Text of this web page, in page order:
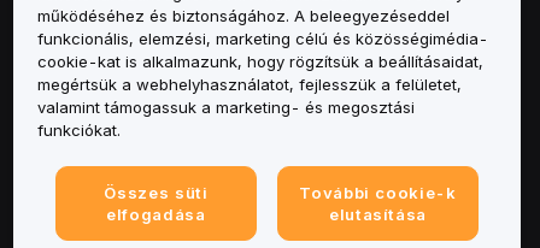
Szolgáltatások
Támogatás
Termékek
működéséhez és biztonságához. A beleegyezéseddel
funkcionális, elemzési, marketing célú és közösségimédia-
cookie-kat is alkalmazunk, hogy rögzítsük a beállításaidat,
megértsük a webhelyhasználatot, fejlesszük a felületet,
valamint támogassuk a marketing- és megosztási
funkciókat.
Összes süti
elfogadása
További cookie-k
elutasítása